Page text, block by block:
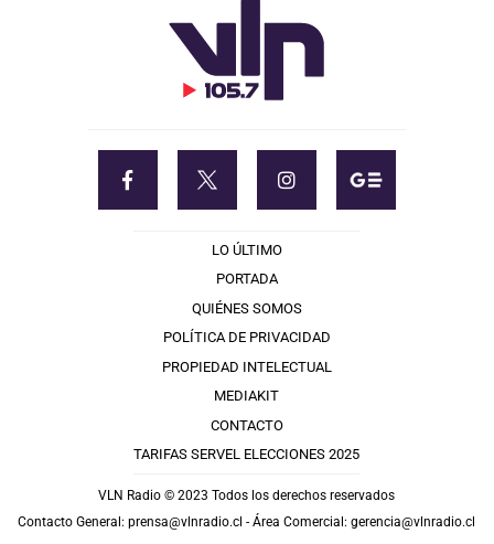
LO ÚLTIMO
PORTADA
QUIÉNES SOMOS
POLÍTICA DE PRIVACIDAD
PROPIEDAD INTELECTUAL
MEDIAKIT
CONTACTO
TARIFAS SERVEL ELECCIONES 2025
VLN Radio © 2023 Todos los derechos reservados
Contacto General:prensa@vlnradio.cl - Área Comercial:gerencia@vlnradio.cl